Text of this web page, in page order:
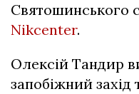
Святошинського
Nikcenter.
Олексій Тандир
запобіжний захід